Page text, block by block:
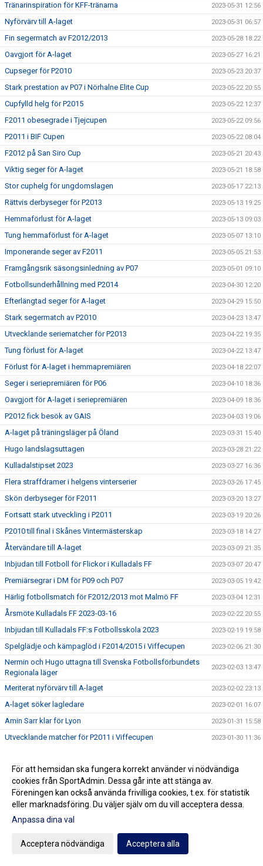
Tränarinspiration för KFF-tränarna 2023-05-31 12:56
Nyförvärv till A-laget 2023-05-31 06:57
Fin segermatch av F2012/2013 2023-05-28 18:22
Oavgjort för A-laget 2023-05-27 16:21
Cupseger för P2010 2023-05-23 20:37
Stark prestation av P07 i Nörhalne Elite Cup 2023-05-22 20:55
Cupfylld helg för P2015 2023-05-22 12:37
F2011 obesegrade i Tjejcupen 2023-05-22 09:56
P2011 i BIF Cupen 2023-05-22 08:04
F2012 på San Siro Cup 2023-05-21 20:43
Viktig seger för A-laget 2023-05-21 18:58
Stor cuphelg för ungdomslagen 2023-05-17 22:13
Rättvis derbyseger för P2013 2023-05-13 19:25
Hemmaförlust för A-laget 2023-05-13 09:03
Tung hemmaförlust för A-laget 2023-05-07 13:10
Imponerande seger av F2011 2023-05-05 21:53
Framgångsrik säsongsinledning av P07 2023-05-01 09:10
Fotbollsunderhållning med P2014 2023-04-30 12:20
Efterlängtad seger för A-laget 2023-04-29 15:50
Stark segermatch av P2010 2023-04-23 13:47
Utvecklande seriematcher för P2013 2023-04-22 19:35
Tung förlust för A-laget 2023-04-22 13:47
Förlust för A-laget i hemmapremiären 2023-04-18 22:07
Seger i seriepremiären för P06 2023-04-10 18:36
Oavgjort för A-laget i seriepremiären 2023-04-09 18:36
P2012 fick besök av GAIS 2023-04-03 19:06
A-laget på träningsläger på Öland 2023-03-31 15:40
Hugo landslagsuttagen 2023-03-28 21:22
Kulladalstipset 2023 2023-03-27 16:36
Flera straffdramer i helgens vinterserier 2023-03-26 17:45
Skön derbyseger för F2011 2023-03-20 13:27
Fortsatt stark utveckling i P2011 2023-03-19 20:26
P2010 till final i Skånes Vintermästerskap 2023-03-18 14:27
Återvändare till A-laget 2023-03-09 21:35
Inbjudan till Fotboll för Flickor i Kulladals FF 2023-03-07 20:47
Premiärsegrar i DM för P09 och P07 2023-03-05 19:42
Härlig fotbollsmatch för F2012/2013 mot Malmö FF 2023-03-04 12:31
Årsmöte Kulladals FF 2023-03-16 2023-02-22 20:55
Inbjudan till Kulladals FF:s Fotbollsskola 2023 2023-02-19 19:58
Spelglädje och kämpaglöd i F2014/2015 i Viffecupen 2023-02-06 21:30
Nermin och Hugo uttagna till Svenska Fotbollsförbundets
Regionala läger
2023-02-03 13:47
Meriterat nyförvärv till A-laget 2023-02-02 23:13
A-laget söker lagledare 2023-02-01 16:07
Amin Sarr klar för Lyon 2023-01-31 15:58
Utvecklande matcher för P2011 i Viffecupen 2023-01-30 11:36
Slutgiltigt serieindelningsförslag för A-laget 2023-01-11 21:35
P2010 i final i Peneton Cup
P2015 på Skånecupens finaldag 2023-01-06 21:44
Bra insatser i Skånecupen av P09
P2010 till kvartsfinal i Skånecupen
Bra prestationer av F2012/2013 i Skånecupen
För att hemsidan ska fungera korrekt använder vi nödvändiga
cookies från SportAdmin. Dessa går inte att stänga av.
Föreningen kan också använda frivilliga cookies, t.ex. för statistik
eller marknadsföring. Du väljer själv om du vill acceptera dessa.
Anpassa dina val
Acceptera nödvändiga Acceptera alla